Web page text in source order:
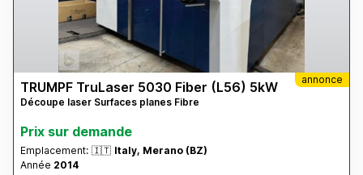
annonce
TRUMPF TruLaser 5030 Fiber (L56) 5kW
Découpe laser Surfaces planes Fibre
Prix ​​sur demande
Emplacement: 🇮🇹 Italy, Merano (BZ)
Année 2014